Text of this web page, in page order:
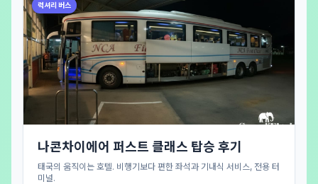
럭셔리 버스
나콘차이에어 퍼스트 클래스 탑승 후기
태국의 움직이는 호텔. 비행기보다 편한 좌석과 기내식 서비스, 전용 터
미널.